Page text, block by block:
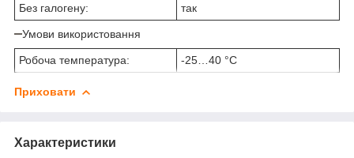
Без галогену:
так
Умови використовання
Робоча температура: -25…40 °C
Приховати
Характеристики